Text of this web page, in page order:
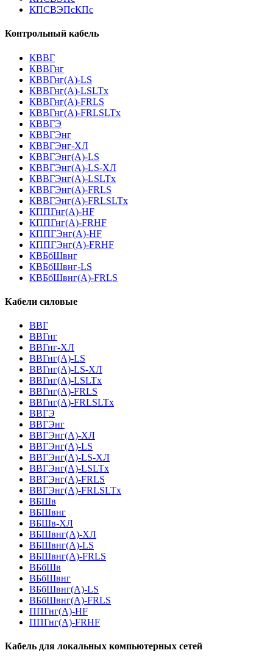
КПСВЭПсКПс
Контрольный кабель
КВВГ
КВВГнг
КВВГнг(А)-LS
КВВГнг(А)-LSLTx
КВВГнг(А)-FRLS
КВВГнг(А)-FRLSLTx
КВВГЭ
КВВГЭнг
КВВГЭнг-ХЛ
КВВГЭнг(А)-LS
КВВГЭнг(А)-LS-ХЛ
КВВГЭнг(А)-LSLTx
КВВГЭнг(А)-FRLS
КВВГЭнг(А)-FRLSLTx
КППГнг(А)-HF
КППГнг(А)-FRHF
КППГЭнг(А)-HF
КППГЭнг(А)-FRHF
КВБбШвнг
КВБбШвнг-LS
КВБбШвнг(А)-FRLS
Кабели силовые
ВВГ
ВВГнг
ВВГнг-ХЛ
ВВГнг(А)-LS
ВВГнг(А)-LS-ХЛ
ВВГнг(А)-LSLTx
ВВГнг(А)-FRLS
ВВГнг(А)-FRLSLTx
ВВГЭ
ВВГЭнг
ВВГЭнг(A)-ХЛ
ВВГЭнг(А)-LS
ВВГЭнг(А)-LS-ХЛ
ВВГЭнг(А)-LSLTx
ВВГЭнг(А)-FRLS
ВВГЭнг(А)-FRLSLTx
ВБШв
ВБШвнг
ВБШв-ХЛ
ВБШвнг(A)-ХЛ
ВБШвнг(A)-LS
ВБШвнг(A)-FRLS
ВБбШв
ВБбШвнг
ВБбШвнг(A)-LS
ВБбШвнг(A)-FRLS
ППГнг(А)-HF
ППГнг(А)-FRHF
Кабель для локальных компьютерных сетей